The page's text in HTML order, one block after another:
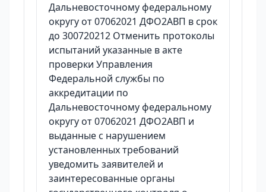
Дальневосточному федеральному
округу от 07062021 ДФО2АВП в срок
до 300720212 Отменить протоколы
испытаний указанные в акте
проверки Управления
Федеральной службы по
аккредитации по
Дальневосточному федеральному
округу от 07062021 ДФО2АВП и
выданные с нарушением
установленных требований
уведомить заявителей и
заинтересованные органы